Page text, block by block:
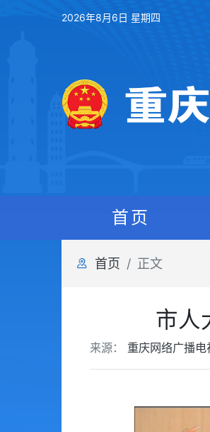
2026年8月6日 星期四
首页
首页 正文
市人
来源： 重庆网络广播电